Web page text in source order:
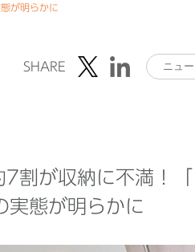
が明らかに
SHARE
7割が収納に不満！
実態が明らかに